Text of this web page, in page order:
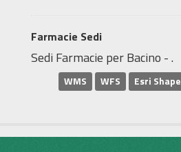
Farmacie Sedi
Sedi Farmacie per Bacino - .
WMS WFS Esri Shape